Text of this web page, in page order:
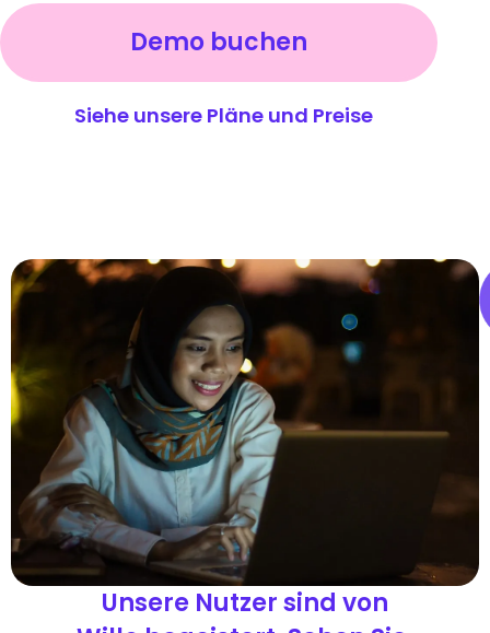
Demo buchen
Siehe unsere Pläne und Preise
Unsere Nutzer sind von